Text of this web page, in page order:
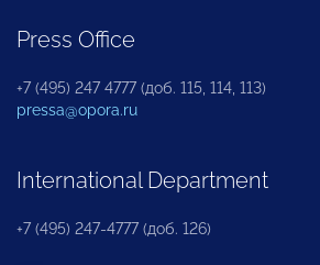
Press Office
+7 (495) 247 4777 (доб. 115, 114, 113)
pressa@opora.ru
International Department
+7 (495) 247-4777 (доб. 126)